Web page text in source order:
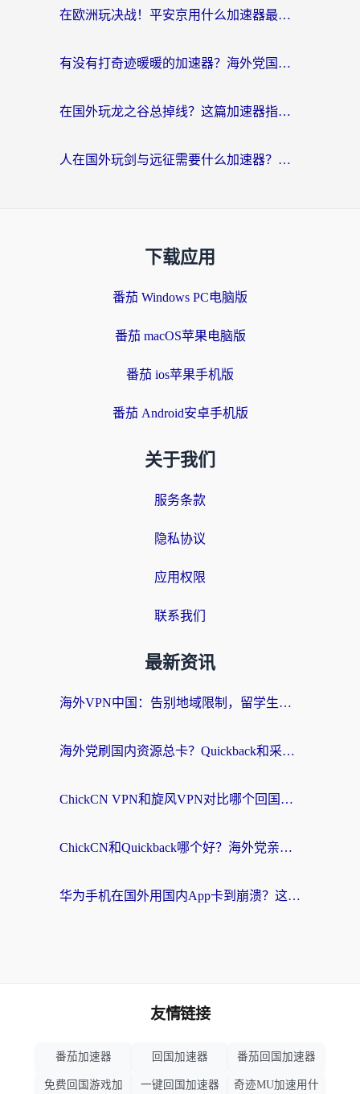
在欧洲玩决战！平安京用什么加速器最好用？2026实测有效的国服游戏加速指南
有没有打奇迹暖暖的加速器？海外党国服游戏畅玩不卡顿的秘密
在国外玩龙之谷总掉线？这篇加速器指南帮你告别延迟卡顿！
人在国外玩剑与远征需要什么加速器？老玩家亲测的避坑指南来了
下载应用
番茄 Windows PC电脑版
番茄 macOS苹果电脑版
番茄 ios苹果手机版
番茄 Android安卓手机版
关于我们
服务条款
隐私协议
应用权限
联系我们
最新资讯
海外VPN中国：告别地域限制，留学生与华人如何轻松刷国内剧、玩国服？
海外党刷国内资源总卡？Quickback和采集蜂好用吗？这篇指南帮你避坑
ChickCN VPN和旋风VPN对比哪个回国效果更好？海外党亲测实用指南
ChickCN和Quickback哪个好？海外党亲测回国加速器，轻松解锁国内资源（附避坑指南）
华为手机在国外用国内App卡到崩溃？这篇加速器指南帮你无缝刷剧打游戏
友情链接
番茄加速器 回国加速器 番茄回国加速器
免费回国游戏加 一键回国加速器 奇迹MU加速用什